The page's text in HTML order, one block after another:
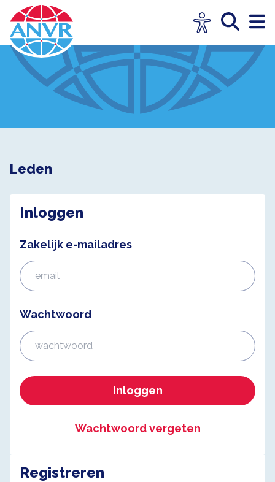
Leden
Inloggen
Zakelijk e-mailadres
Wachtwoord
Inloggen
Wachtwoord vergeten
Registreren